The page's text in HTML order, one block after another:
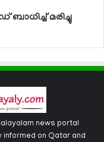
ബാധിച്ച് മരിച്ചു
news portal
on Qatar and